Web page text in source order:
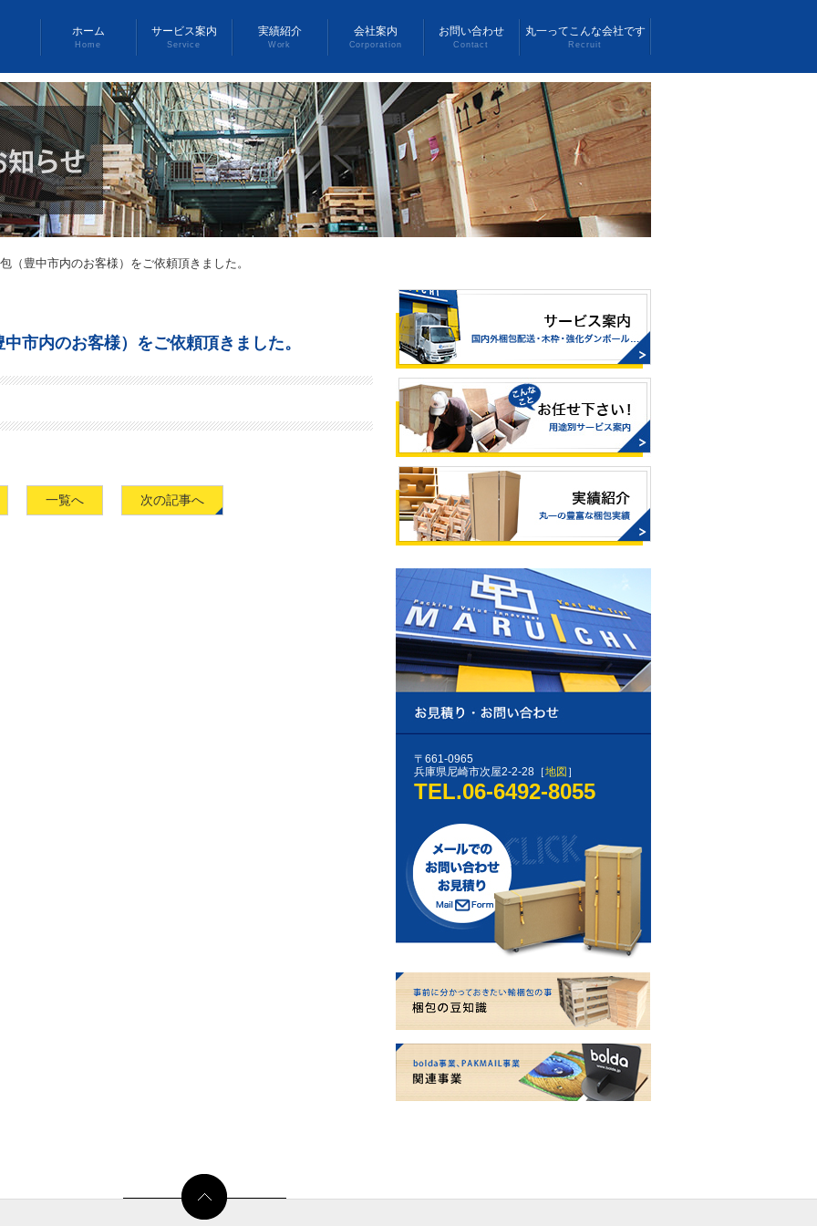
ホーム
Home
サービス案内
Service
実績紹介
Work
会社案内
Corporation
お問い合わせ
Contact
丸一ってこんな会社です
Recruit
（豊中市内のお客様）をご依頼頂きました。
市内のお客様）をご依頼頂きました。
一覧へ 次の記事へ
〒661-0965
兵庫県尼崎市次屋2-2-28［地図 ］
TEL.06-6492-8055